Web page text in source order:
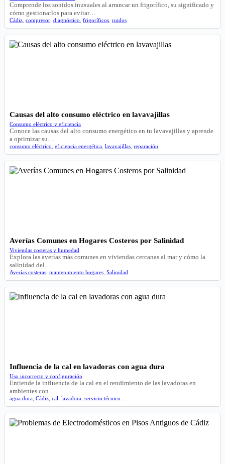
Comprende los sonidos inusuales al arrancar un frigorífico, su significado y
cómo gestionarlos para evitar…
Cádiz compresor diagnóstico frigoríficos ruidos
Causas del alto consumo eléctrico en lavavajillas
Consumo eléctrico y eficiencia
Conoce las causas del alto consumo energético en tu lavavajillas y aprende
a optimizar su…
consumo eléctrico eficiencia energética lavavajillas reparación
Averías Comunes en Hogares Costeros por Salinidad
Viviendas costeras y humedad
Explora las averías más comunes en viviendas cercanas al mar y cómo la
salinidad del…
Averías costeras mantenimiento hogares Salinidad
Influencia de la cal en lavadoras con agua dura
Uso incorrecto y configuración
Entiende la influencia de la cal en el rendimiento de las lavadoras en
ambientes con…
agua dura Cádiz cal lavadora servicio técnico